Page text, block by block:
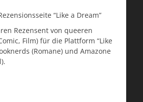
“Like a Dream”
Rezensent von queeren
Film) für die Plattform “Like
(Romane) und Amazone